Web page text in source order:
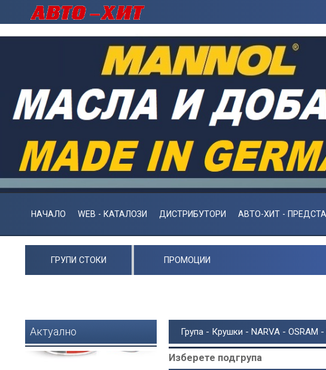
НАЧАЛО WEB - КАТАЛОЗИ ДИСТРИБУТОРИ АВТО-ХИТ -
ГРУПИ СТОКИ ПРОМОЦИИ
Актуално Група - Крушки - NARVA - OSRAM -
Изберете подгрупа